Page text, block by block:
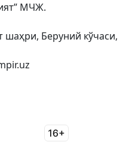
МЧЖ.
шаҳри, Беруний кўчаси,